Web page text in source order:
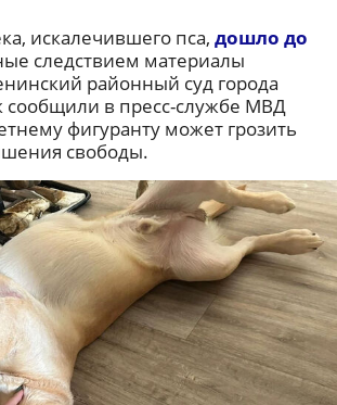
искалечившего пса, дошло до
следствием материалы
районный суд города
сообщили в пресс-службе МВД
фигуранту может грозить
свободы.